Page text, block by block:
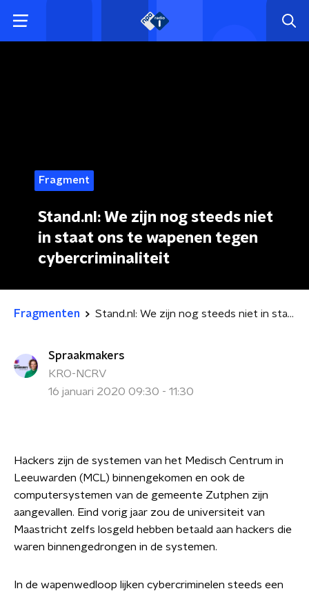
Fragment
Stand.nl: We zijn nog steeds niet
in staat ons te wapenen tegen
cybercriminaliteit
Fragmenten Stand.nl: We zijn nog steeds niet in staat ons te wapenen tegen cybercriminaliteit
Spraakmakers
KRO-NCRV
16 januari 2020 09:30 - 11:30
Hackers zijn de systemen van het Medisch Centrum in
Leeuwarden (MCL) binnengekomen en ook de
computersystemen van de gemeente Zutphen zijn
aangevallen. Eind vorig jaar zou de universiteit van
Maastricht zelfs losgeld hebben betaald aan hackers die
waren binnengedrongen in de systemen.
In de wapenwedloop lijken cybercriminelen steeds een